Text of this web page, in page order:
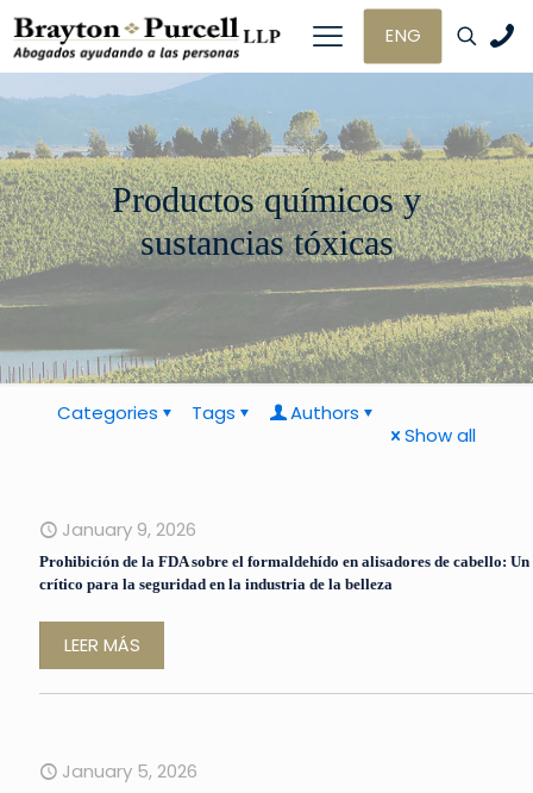
ENG
Productos químicos y
sustancias tóxicas
Categories Tags
Authors
Show all
January 9, 2026
Prohibición de la FDA sobre el formaldehído en alisadores de cabello:
crítico para la seguridad en la industria de la belleza
LEER MÁS
January 5, 2026